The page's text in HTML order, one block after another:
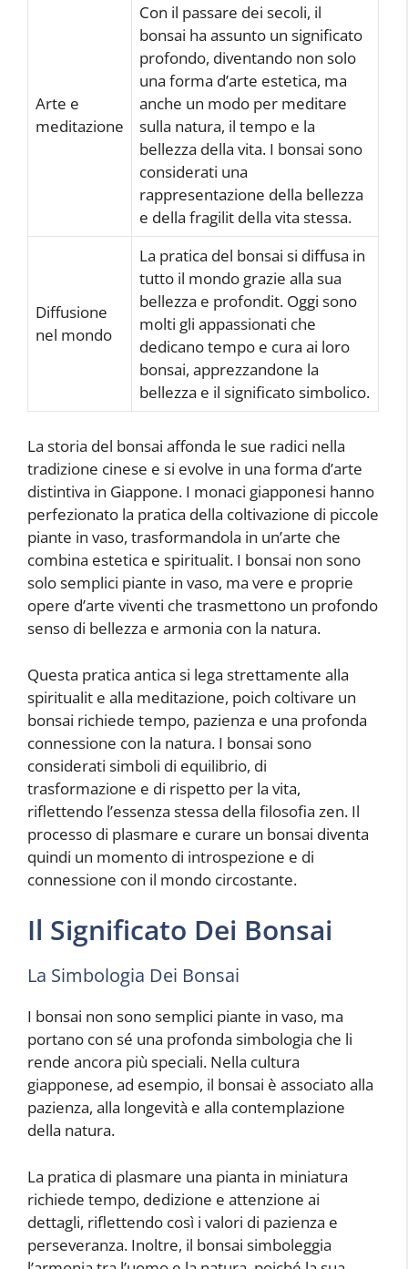
Arte e
meditazione
Con il passare dei secoli, il
bonsai ha assunto un significato
profondo, diventando non solo
una forma d’arte estetica, ma
anche un modo per meditare
sulla natura, il tempo e la
bellezza della vita. I bonsai sono
considerati una
rappresentazione della bellezza
e della fragilit della vita stessa.
Diffusione
nel mondo
La pratica del bonsai si diffusa in
tutto il mondo grazie alla sua
bellezza e profondit. Oggi sono
molti gli appassionati che
dedicano tempo e cura ai loro
bonsai, apprezzandone la
bellezza e il significato simbolico.
La storia del bonsai affonda le sue radici nella
tradizione cinese e si evolve in una forma d’arte
distintiva in Giappone. I monaci giapponesi hanno
perfezionato la pratica della coltivazione di piccole
piante in vaso, trasformandola in un’arte che
combina estetica e spiritualit. I bonsai non sono
solo semplici piante in vaso, ma vere e proprie
opere d’arte viventi che trasmettono un profondo
senso di bellezza e armonia con la natura.
Questa pratica antica si lega strettamente alla
spiritualit e alla meditazione, poich coltivare un
bonsai richiede tempo, pazienza e una profonda
connessione con la natura. I bonsai sono
considerati simboli di equilibrio, di
trasformazione e di rispetto per la vita,
riflettendo l’essenza stessa della filosofia zen. Il
processo di plasmare e curare un bonsai diventa
quindi un momento di introspezione e di
connessione con il mondo circostante.
Il Significato Dei Bonsai
La Simbologia Dei Bonsai
I bonsai non sono semplici piante in vaso, ma
portano con sé una profonda simbologia che li
rende ancora più speciali. Nella cultura
giapponese, ad esempio, il bonsai è associato alla
pazienza, alla longevità e alla contemplazione
della natura.
La pratica di plasmare una pianta in miniatura
richiede tempo, dedizione e attenzione ai
dettagli, riflettendo così i valori di pazienza e
perseveranza. Inoltre, il bonsai simboleggia